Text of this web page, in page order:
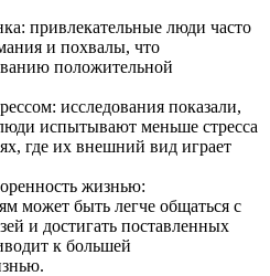
привлекательные люди часто
и похвалы, что
положительной
исследования показали,
испытывают меньше стресса
где их внешний вид играет
жизнью:
может быть легче общаться с
и достигать поставленных
к большей